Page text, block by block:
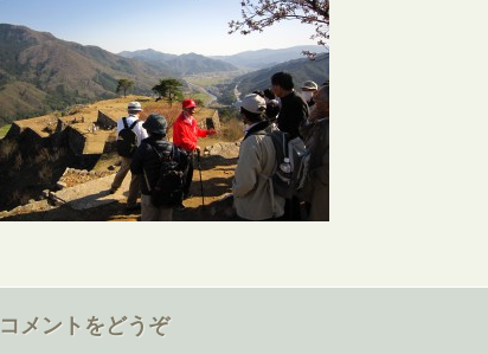
コメントをどうぞ